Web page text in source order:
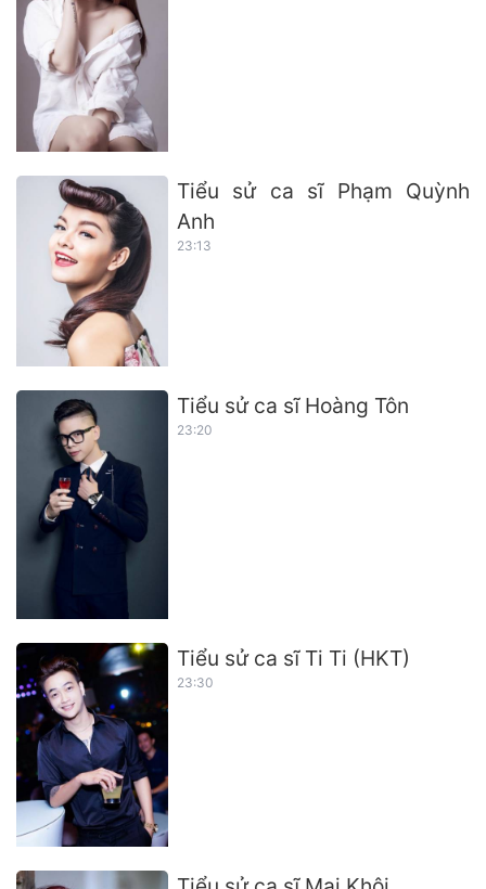
Tiểu sử ca sĩ Phạm Quỳnh
Anh
23:13
Tiểu sử ca sĩ Hoàng Tôn
23:20
Tiểu sử ca sĩ Ti Ti (HKT)
23:30